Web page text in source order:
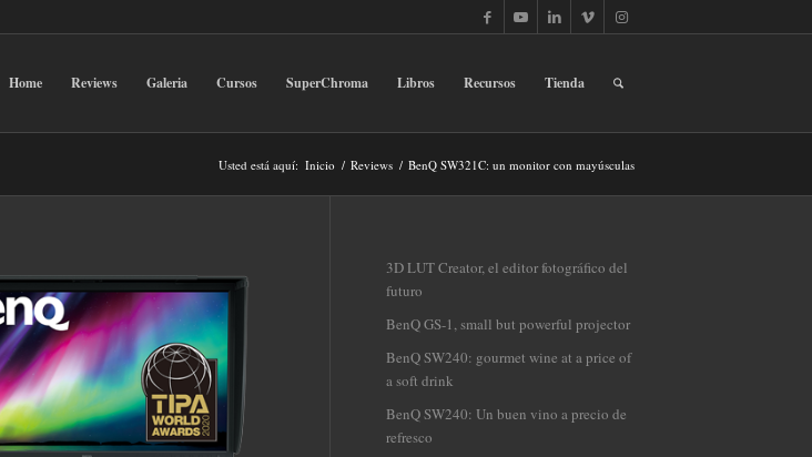
Home Reviews Galeria Cursos SuperChroma Libros Recursos Tienda
Usted está aquí: Inicio / Reviews / BenQ SW321C: un monitor con mayúsculas
3D LUT Creator, el editor fotográfico del
futuro
BenQ GS-1, small but powerful projector
BenQ SW240: gourmet wine at a price of
a soft drink
BenQ SW240: Un buen vino a precio de
refresco